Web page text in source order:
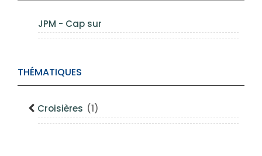
JPM - Cap sur
THÉMATIQUES
Croisières (1)